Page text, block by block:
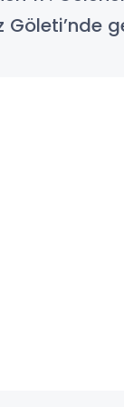
Göleti’nde